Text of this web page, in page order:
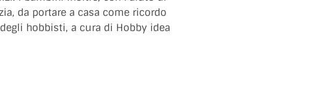
da portare a casa come ricordo
hobbisti, a cura di Hobby idea